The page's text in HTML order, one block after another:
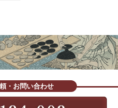
・お問い合わせ